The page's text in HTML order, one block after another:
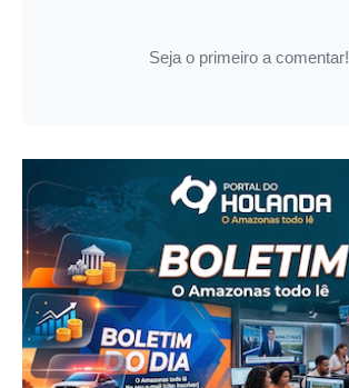
Seja o primeiro a comentar!